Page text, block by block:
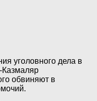
уголовного дела в
Казмаляр
обвиняют в